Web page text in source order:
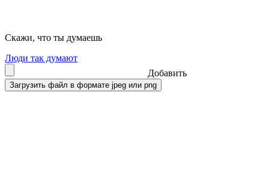
Скажи, что ты думаешь
Люди так думают
Добавить